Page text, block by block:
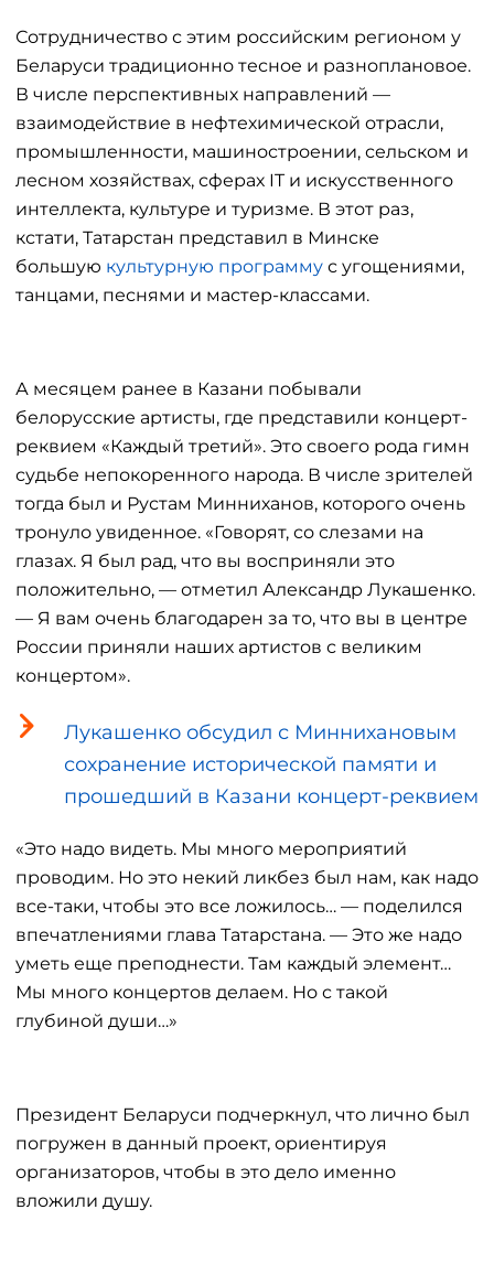
Сотрудничество с этим российским регионом у
Беларуси традиционно тесное и разноплановое.
В числе перспективных направлений —
взаимодействие в нефтехимической отрасли,
промышленности, машиностроении, сельском и
лесном хозяйствах, сферах IT и искусственного
интеллекта, культуре и туризме. В этот раз,
кстати, Татарстан представил в Минске
большую культурную программу с угощениями,
танцами, песнями и мастер-классами.
А месяцем ранее в Казани побывали
белорусские артисты, где представили концерт-
реквием «Каждый третий». Это своего рода гимн
судьбе непокоренного народа. В числе зрителей
тогда был и Рустам Минниханов, которого очень
тронуло увиденное. «Говорят, со слезами на
глазах. Я был рад, что вы восприняли это
положительно, — отметил Александр Лукашенко.
— Я вам очень благодарен за то, что вы в центре
России приняли наших артистов с великим
концертом».
Лукашенко обсудил с Миннихановым
сохранение исторической памяти и
прошедший в Казани концерт-реквием
«Это надо видеть. Мы много мероприятий
проводим. Но это некий ликбез был нам, как надо
все-таки, чтобы это все ложилось… — поделился
впечатлениями глава Татарстана. — Это же надо
уметь еще преподнести. Там каждый элемент…
Мы много концертов делаем. Но с такой
глубиной души…»
Президент Беларуси подчеркнул, что лично был
погружен в данный проект, ориентируя
организаторов, чтобы в это дело именно
вложили душу.